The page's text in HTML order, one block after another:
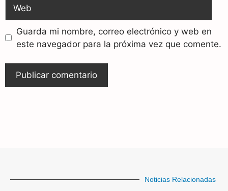
Guarda mi nombre, correo electrónico y web en
este navegador para la próxima vez que comente.
Noticias Relacionadas